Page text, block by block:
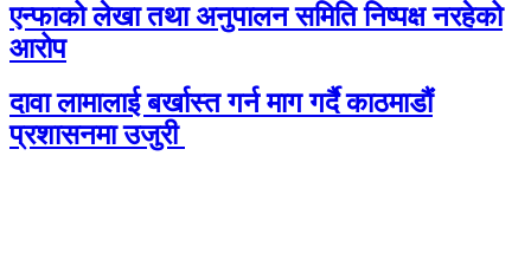
एन्फाको लेखा तथा अनुपालन समिति निष्पक्ष नरहेको
आरोप
दावा लामालाई बर्खास्त गर्न माग गर्दै काठमाडौंं
प्रशासनमा उजुरी